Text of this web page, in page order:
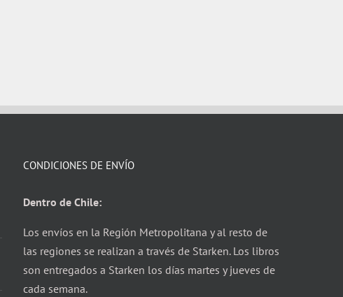
CONDICIONES DE ENVÍO
Dentro de Chile:
Los envíos en la Región Metropolitana y al resto de
las regiones se realizan a través de Starken. Los libros
son entregados a Starken los días martes y jueves de
cada semana.